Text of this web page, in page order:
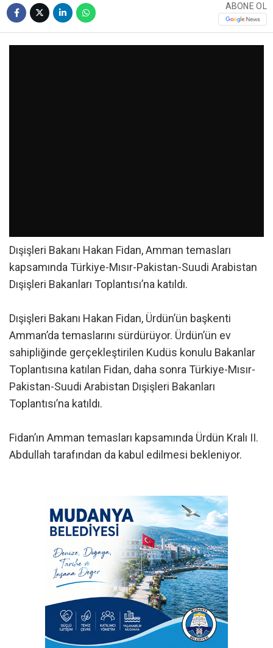
ABONE OL
Dışişleri Bakanı Hakan Fidan, Amman temasları
kapsamında Türkiye-Mısır-Pakistan-Suudi Arabistan
Dışişleri Bakanları Toplantısı’na katıldı.
Dışişleri Bakanı Hakan Fidan, Ürdün’ün başkenti
Amman’da temaslarını sürdürüyor. Ürdün’ün ev
sahipliğinde gerçekleştirilen Kudüs konulu Bakanlar
Toplantısına katılan Fidan, daha sonra Türkiye-Mısır-
Pakistan-Suudi Arabistan Dışişleri Bakanları
Toplantısı’na katıldı.
Fidan’ın Amman temasları kapsamında Ürdün Kralı II.
Abdullah tarafından da kabul edilmesi bekleniyor.